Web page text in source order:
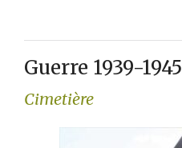
Guerre 1939-1945
Cimetière